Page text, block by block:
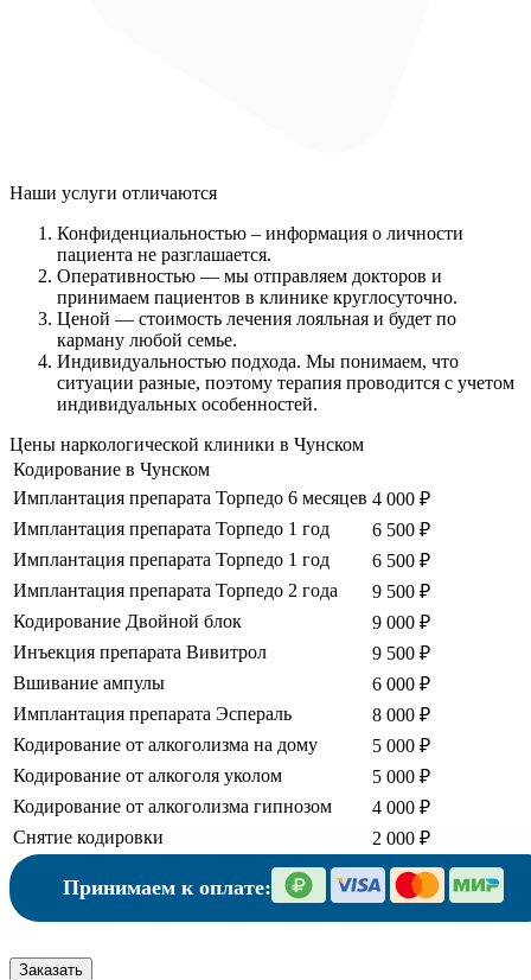
Наши услуги отличаются
Конфиденциальностью – информация о личности
пациента не разглашается.
Оперативностью — мы отправляем докторов и
принимаем пациентов в клинике круглосуточно.
Ценой — стоимость лечения лояльная и будет по
карману любой семье.
Индивидуальностью подхода. Мы понимаем, что
ситуации разные, поэтому терапия проводится с учетом
индивидуальных особенностей.
Цены наркологической клиники в Чунском
Кодирование в Чунском
Имплантация препарата Торпедо 6 месяцев 4 000 ₽
Имплантация препарата Торпедо 1 год
6 500 ₽
Имплантация препарата Торпедо 1 год
6 500 ₽
Имплантация препарата Торпедо 2 года
9 500 ₽
Кодирование Двойной блок
9 000 ₽
Инъекция препарата Вивитрол
9 500 ₽
Вшивание ампулы
6 000 ₽
Имплантация препарата Эспераль
8 000 ₽
Кодирование от алкоголизма на дому
5 000 ₽
Кодирование от алкоголя уколом
5 000 ₽
Кодирование от алкоголизма гипнозом
4 000 ₽
Снятие кодировки
2 000 ₽
Принимаем к оплате:
Заказать